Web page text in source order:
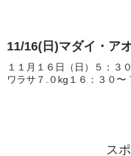
11/16(日)マダイ・ア
１１月１６日（日）５：３
ワラサ７.０kg１６：３０
ス